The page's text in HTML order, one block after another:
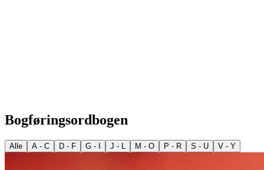
Bogføringsordbogen
Alle A - C D - F G - I J - L M - O P - R S - U V - Y